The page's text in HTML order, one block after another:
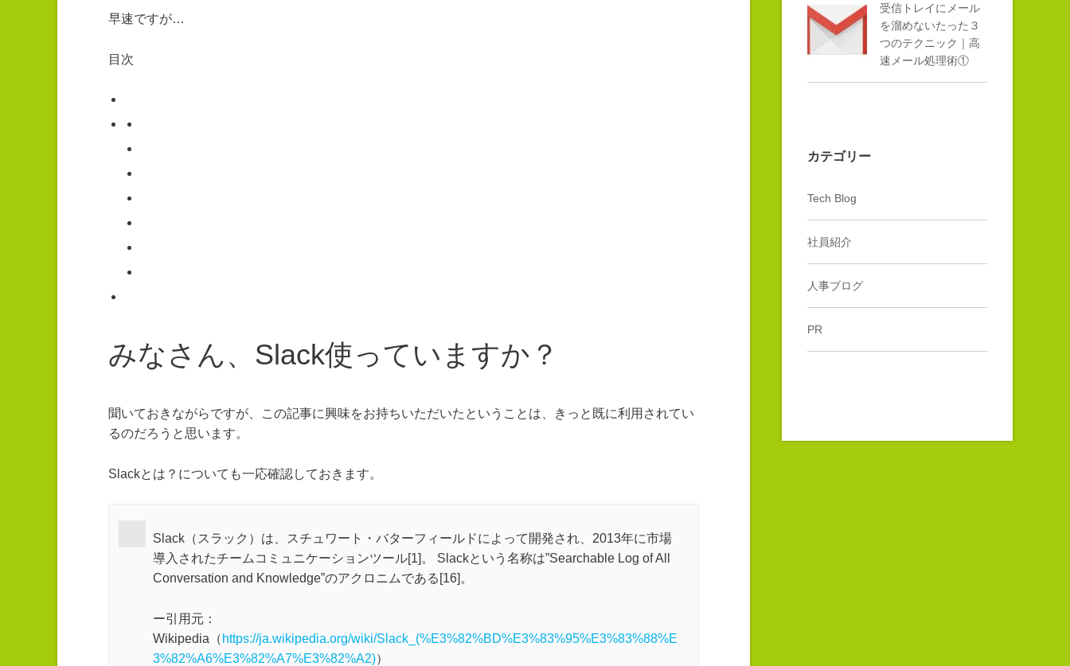
早速ですが…
目次
みなさん、Slack使っていますか？
聞いておきながらですが、この記事に興味をお持ちいただいたということは、きっと既に利用されてい
るのだろうと思います。
Slackとは？についても一応確認しておきます。
Slack（スラック）は、スチュワート・バターフィールドによって開発され、2013年に市場
導入されたチームコミュニケーションツール[1]。 Slackという名称は”Searchable Log of All
Conversation and Knowledge”のアクロニムである[16]。
ー引用元：
Wikipedia（ https://ja.wikipedia.org/wiki/Slack_(%E3%82%BD%E3%83%95%E3%83%88%E
3%82%A6%E3%82%A7%E3%82%A2)）
受信トレイにメール
を溜めないたった３
つのテクニック｜高
速メール処理術①
カテゴリー
Tech Blog
社員紹介
人事ブログ
PR